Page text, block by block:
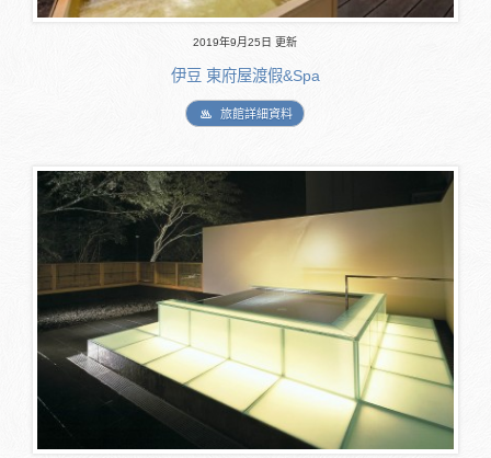
2019年9月25日 更新
伊豆 東府屋渡假&Spa
旅館詳細資料